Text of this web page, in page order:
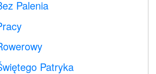
Palenia
Patryka